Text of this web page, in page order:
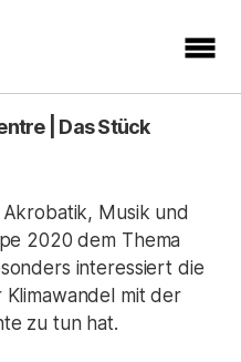
| Das Stück
Musik und
2020 dem Thema
interessiert die
mit der
zu tun hat.